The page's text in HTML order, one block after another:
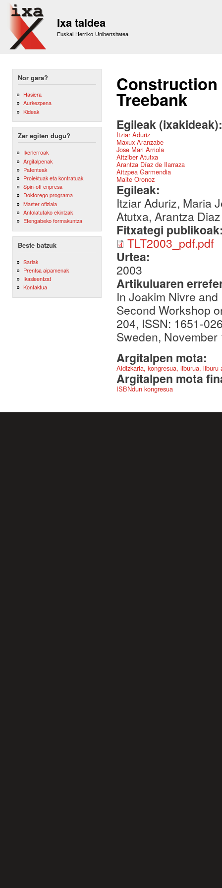
Ixa taldea
Euskal Herriko Unibertsitatea
Nor gara?
Hasiera
Aurkezpena
Kideak
Zer egiten dugu?
Ikerlerroak
Argitalpenak
Patenteak
Proiektuak eta kontratuak
Spin-off enpresa
Doktorego programa
Master ofiziala
Antolatutako ekintzak
Etengabeko formakuntza
Beste batzuk
Sariak
Prentsa aipamenak
Ikasleentzat
Kontaktua
Construction
Treebank
Egileak
Itziar Aduriz
Maxux Aranzabe
Jose Mari Arriola
Aitziber Atutxa
Arantza Díaz de Ilarraza
Aitzpea Garmendia
Maite Oronoz
Egileak:
Itziar Aduriz, Maria
Atutxa, Arantza
Fitxategi
TLT2003_pdf.pdf
Urtea:
2003
Artikuluaren
In Joakim Nivre
Second Workshop
204, ISSN: 1651-
Sweden, November
Argitalpen mota:
Aldizkaria, kongresua, liburua,
Argitalpen mota
ISBNdun kongresua